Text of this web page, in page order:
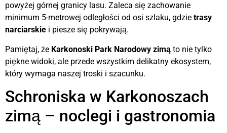
powyżej górnej granicy lasu. Zaleca się zachowanie
minimum 5-metrowej odległości od osi szlaku, gdzie trasy
narciarskie i piesze się pokrywają.
Pamiętaj, że Karkonoski Park Narodowy zimą to nie tylko
piękne widoki, ale przede wszystkim delikatny ekosystem,
który wymaga naszej troski i szacunku.
Schroniska w Karkonoszach
zimą – noclegi i gastronomia